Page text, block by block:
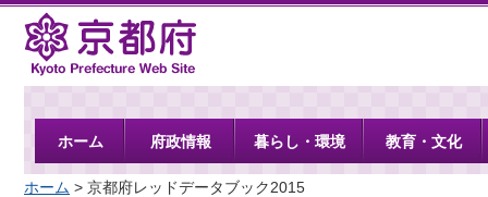
京都府
ホーム 府政情報 暮らし・環境 教育・文化
ホーム > 京都府レッドデータブック2015